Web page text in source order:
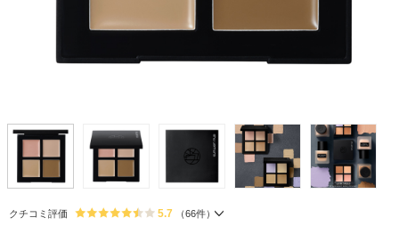
クチコミ評価 5.7 （66件）